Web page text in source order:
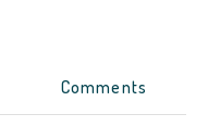
Comments